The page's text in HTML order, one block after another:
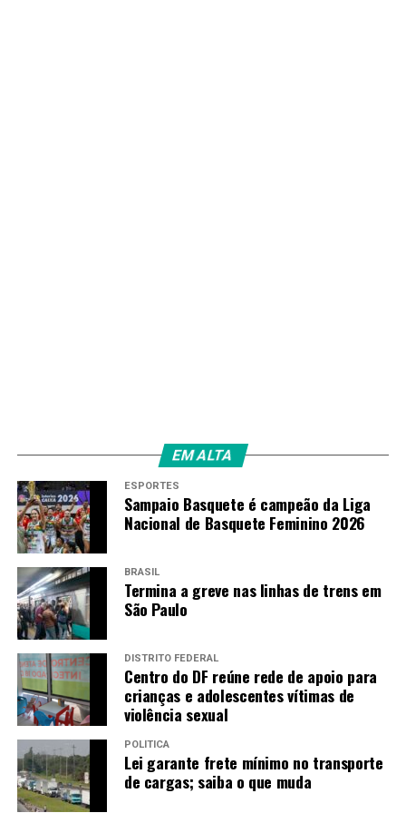
TAGS
PRÓXIMO
Brasil conclui Open de natação em Portugal dominando
100 metros livre
RECENTES
Covid-19: Brasil registra mais 23.101 casos confirmados
Amarildo Mota
EM ALTA
ESPORTES
Sampaio Basquete é campeão da Liga
Nacional de Basquete Feminino 2026
BRASIL
Termina a greve nas linhas de trens em
São Paulo
DISTRITO FEDERAL
Centro do DF reúne rede de apoio para
crianças e adolescentes vítimas de
violência sexual
POLÍTICA
Lei garante frete mínimo no transporte
de cargas; saiba o que muda